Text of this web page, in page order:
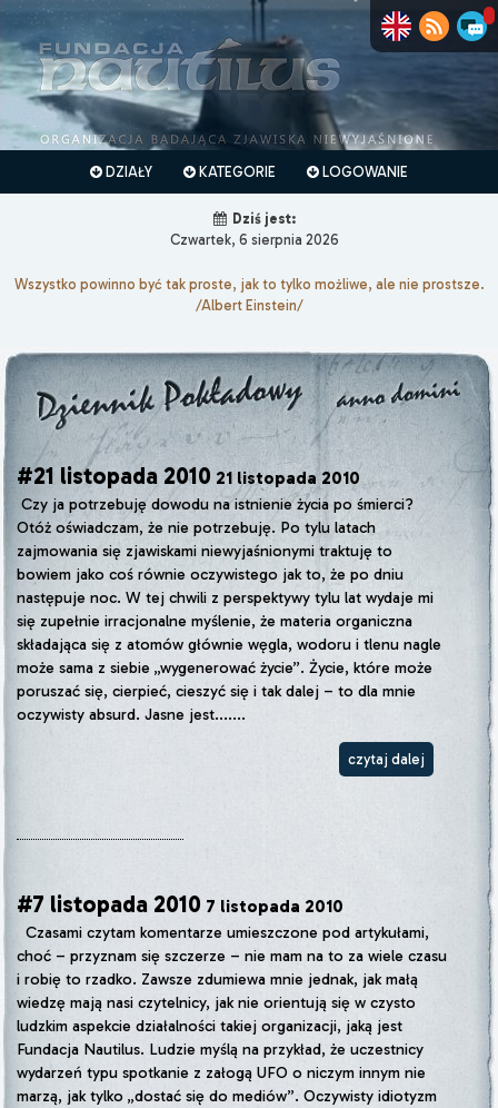
DZIAŁY KATEGORIE LOGOWANIE
Dziś jest:
Czwartek, 6 sierpnia 2026
Wszystko powinno być tak proste, jak to tylko możliwe, ale nie prostsze.
/Albert Einstein/
#21 listopada 2010 21 listopada 2010
Czy ja potrzebuję dowodu na istnienie życia po śmierci?
Otóż oświadczam, że nie potrzebuję. Po tylu latach
zajmowania się zjawiskami niewyjaśnionymi traktuję to
bowiem jako coś równie oczywistego jak to, że po dniu
następuje noc. W tej chwili z perspektywy tylu lat wydaje mi
się zupełnie irracjonalne myślenie, że materia organiczna
składająca się z atomów głównie węgla, wodoru i tlenu nagle
może sama z siebie „wygenerować życie”. Życie, które może
poruszać się, cierpieć, cieszyć się i tak dalej – to dla mnie
oczywisty absurd. Jasne jest.......
czytaj dalej
#7 listopada 2010 7 listopada 2010
Czasami czytam komentarze umieszczone pod artykułami,
choć – przyznam się szczerze – nie mam na to za wiele czasu
i robię to rzadko. Zawsze zdumiewa mnie jednak, jak małą
wiedzę mają nasi czytelnicy, jak nie orientują się w czysto
ludzkim aspekcie działalności takiej organizacji, jaką jest
Fundacja Nautilus. Ludzie myślą na przykład, że uczestnicy
wydarzeń typu spotkanie z załogą UFO o niczym innym nie
marzą, jak tylko „dostać się do mediów”. Oczywisty idiotyzm